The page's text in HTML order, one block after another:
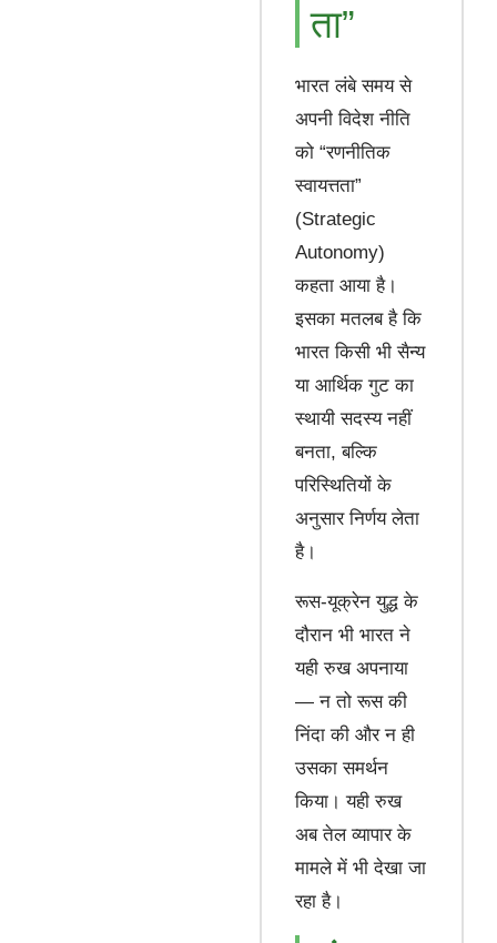
ता”
भारत लंबे समय से
अपनी विदेश नीति
को “रणनीतिक
स्वायत्तता”
(Strategic
Autonomy)
कहता आया है।
इसका मतलब है कि
भारत किसी भी सैन्य
या आर्थिक गुट का
स्थायी सदस्य नहीं
बनता, बल्कि
परिस्थितियों के
अनुसार निर्णय लेता
है।
रूस-यूक्रेन युद्ध के
दौरान भी भारत ने
यही रुख अपनाया
— न तो रूस की
निंदा की और न ही
उसका समर्थन
किया। यही रुख
अब तेल व्यापार के
मामले में भी देखा जा
रहा है।